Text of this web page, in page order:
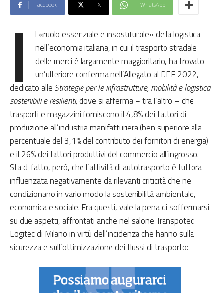
Facebook X WhatsApp
I l «ruolo essenziale e insostituibile» della logistica
nell’economia italiana, in cui il trasporto stradale
delle merci è largamente maggioritario, ha trovato
un’ulteriore conferma nell’Allegato al DEF 2022,
dedicato alle Strategie per le infrastrutture, mobilità e logistica
sostenibili e resilienti,dove si afferma – tra l’altro – che
trasporti e magazzini forniscono il 4,8% dei fattori di
produzione all’industria manifatturiera (ben superiore alla
percentuale del 3,1% del contributo dei fornitori di energia)
e il 26% dei fattori produttivi del commercio all’ingrosso.
Sta di fatto, però, che l’attività di autotrasporto è tuttora
influenzata negativamente da rilevanti criticità che ne
condizionano in vario modo la sostenibilità ambientale,
economica e sociale. Fra questi, vale la pena di soffermarsi
su due aspetti, affrontati anche nel salone Transpotec
Logitec di Milano in virtù dell’incidenza che hanno sulla
sicurezza e sull’ottimizzazione dei flussi di trasporto: